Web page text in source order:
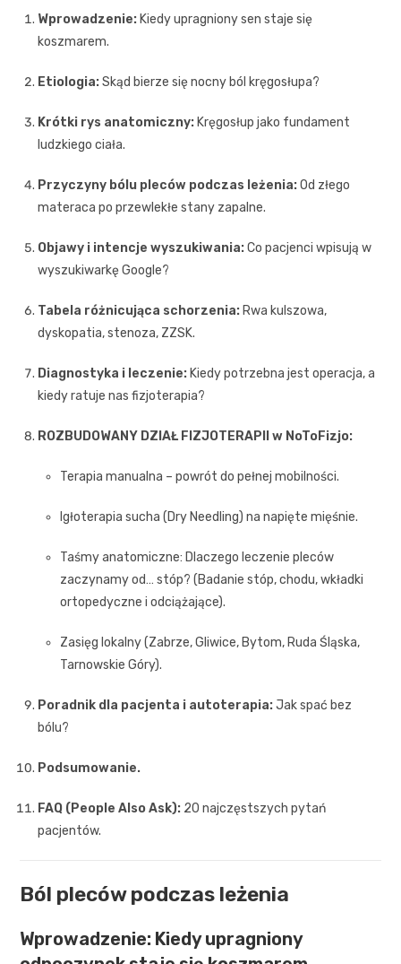
Wprowadzenie: Kiedy upragniony sen staje się
koszmarem.
Etiologia:Skąd bierze się nocny ból kręgosłupa?
Krótki rys anatomiczny: Kręgosłup jako fundament
ludzkiego ciała.
Przyczyny bólu pleców podczas leżenia:Od złego
materaca po przewlekłe stany zapalne.
Objawy i intencje wyszukiwania:Co pacjenci wpisują w
wyszukiwarkę Google?
Tabela różnicująca schorzenia: Rwa kulszowa,
dyskopatia, stenoza, ZZSK.
Diagnostyka i leczenie: Kiedy potrzebna jest operacja, a
kiedy ratuje nas fizjoterapia?
ROZBUDOWANY DZIAŁ FIZJOTERAPII w NoToFizjo:
Terapia manualna – powrót do pełnej mobilności.
Igłoterapia sucha (Dry Needling) na napięte mięśnie.
Taśmy anatomiczne: Dlaczego leczenie pleców
zaczynamy od… stóp? (Badanie stóp, chodu, wkładki
ortopedyczne i odciążające).
Zasięg lokalny (Zabrze, Gliwice, Bytom, Ruda Śląska,
Tarnowskie Góry).
Poradnik dla pacjenta i autoterapia:Jak spać bez
bólu?
Podsumowanie.
FAQ (People Also Ask): 20 najczęstszych pytań
pacjentów.
Ból pleców podczas leżenia
Wprowadzenie: Kiedy upragniony